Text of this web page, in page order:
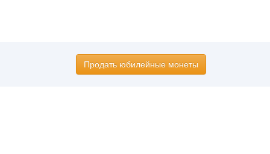
Продать юбилейные монеты